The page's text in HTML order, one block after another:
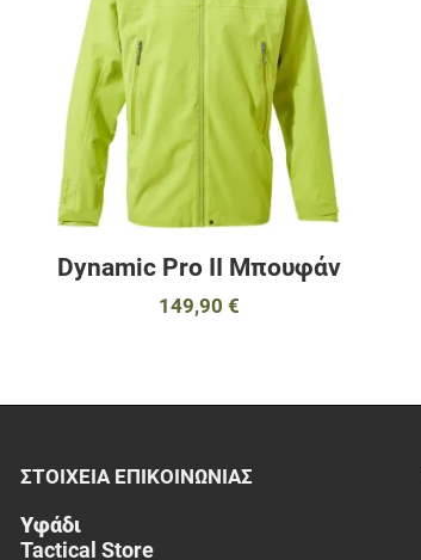
Dynamic Pro II Μπουφάν
149,90 €
ΣΤΟΙΧΕΊΑ EΠΙΚΟΙΝΩΝΊΑΣ
Υφάδι
Tactical Store